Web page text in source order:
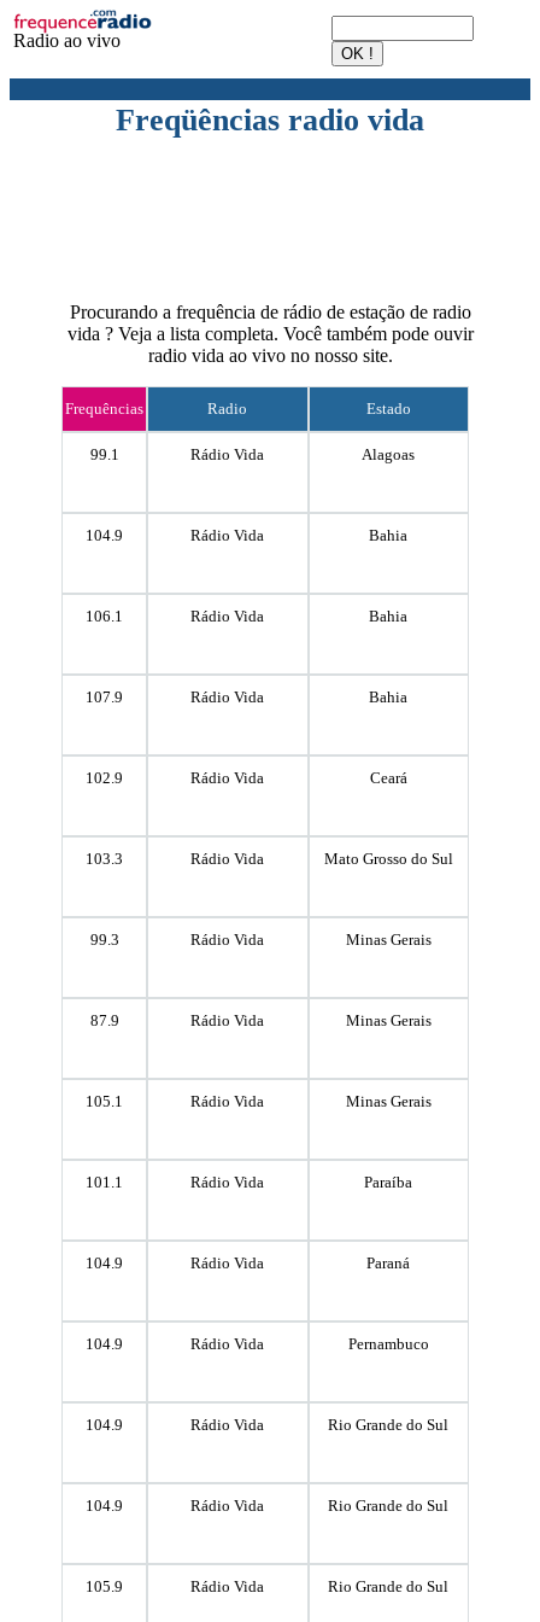
Radio ao vivo
Freqüências radio vida
Procurando a frequência de rádio de estação de radio
vida ? Veja a lista completa. Você também pode ouvir
radio vida ao vivo no nosso site.
Frequências Radio Estado
99.1 Rádio Vida Alagoas
104.9 Rádio Vida Bahia
106.1 Rádio Vida Bahia
107.9 Rádio Vida Bahia
102.9 Rádio Vida Ceará
103.3 Rádio Vida Mato Grosso do Sul
99.3 Rádio Vida Minas Gerais
87.9 Rádio Vida Minas Gerais
105.1 Rádio Vida Minas Gerais
101.1 Rádio Vida Paraíba
104.9 Rádio Vida Paraná
104.9 Rádio Vida Pernambuco
104.9 Rádio Vida Rio Grande do Sul
104.9 Rádio Vida Rio Grande do Sul
105.9 Rádio Vida Rio Grande do Sul